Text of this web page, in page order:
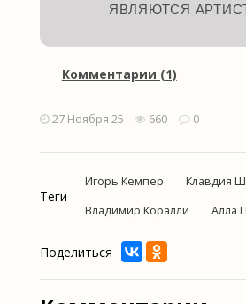
ЯВЛЯЮТСЯ
Комментарии (1)
27 Ноября 25 660 0
Теги
Игорь Кемпер
Клавдия
Владимир Коралли
Алла
Поделиться